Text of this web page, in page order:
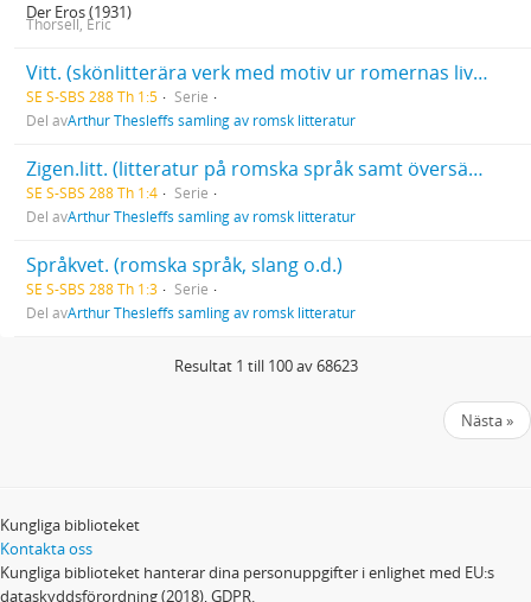
Der Eros (1931)
Thorsell, Eric
Vitt. (skönlitterära verk med motiv ur romernas liv eller med romer som handlande personer)
SE S-SBS 288 Th 1:5
Serie
Del avArthur Thesleffs samling av romsk litteratur
Zigen.litt. (litteratur på romska språk samt översättningar och bearbetningar)
SE S-SBS 288 Th 1:4
Serie
Del avArthur Thesleffs samling av romsk litteratur
Språkvet. (romska språk, slang o.d.)
SE S-SBS 288 Th 1:3
Serie
Del avArthur Thesleffs samling av romsk litteratur
Resultat 1 till 100 av 68623
Nästa »
Kungliga biblioteket
Kontakta oss
Kungliga biblioteket hanterar dina personuppgifter i enlighet med EU:s
dataskyddsförordning (2018), GDPR.